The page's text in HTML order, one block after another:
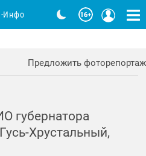
Предложить фоторепортаж
губернатора
Хрустальный,
Инфо